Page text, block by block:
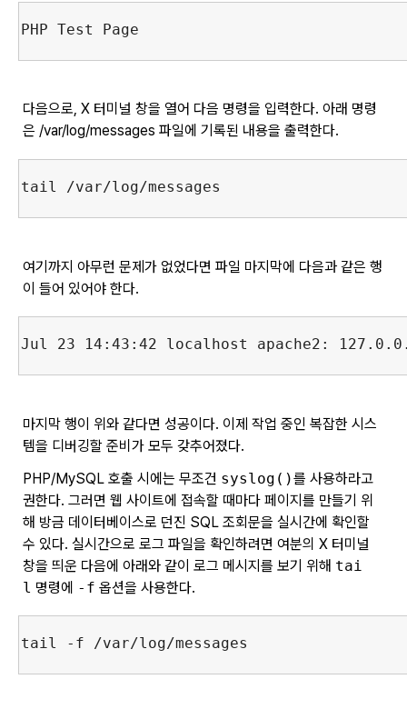
다음으로, X 터미널 창을 열어 다음 명령을 입력한다. 아래 명령
은 /var/log/messages 파일에 기록된 내용을 출력한다.
여기까지 아무런 문제가 없었다면 파일 마지막에 다음과 같은 행
이 들어 있어야 한다.
마지막 행이 위와 같다면 성공이다. 이제 작업 중인 복잡한 시스
템을 디버깅할 준비가 모두 갖추어졌다.
PHP/MySQL 호출 시에는 무조건 syslog()를 사용하라고
권한다. 그러면 웹 사이트에 접속할 때마다 페이지를 만들기 위
해 방금 데이터베이스로 던진 SQL 조회문을 실시간에 확인할
수 있다. 실시간으로 로그 파일을 확인하려면 여분의 X 터미널
창을 띄운 다음에 아래와 같이 로그 메시지를 보기 위해 tai
l 명령에 -f 옵션을 사용한다.